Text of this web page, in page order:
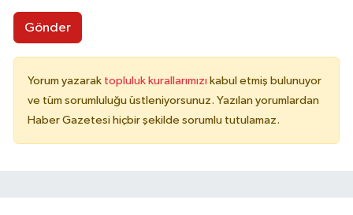
Gönder
Yorum yazarak topluluk kurallarımızı kabul etmiş bulunuyor
ve tüm sorumluluğu üstleniyorsunuz. Yazılan yorumlardan
Haber Gazetesi hiçbir şekilde sorumlu tutulamaz.